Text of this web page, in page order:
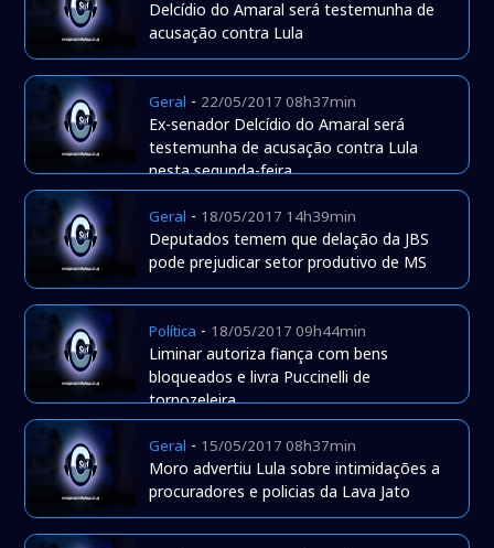
Delcídio do Amaral será testemunha de
acusação contra Lula
Geral - 22/05/2017 08h37min
Ex-senador Delcídio do Amaral será
testemunha de acusação contra Lula
nesta segunda-feira
Geral - 18/05/2017 14h39min
Deputados temem que delação da JBS
pode prejudicar setor produtivo de MS
Política - 18/05/2017 09h44min
Liminar autoriza fiança com bens
bloqueados e livra Puccinelli de
tornozeleira
Geral - 15/05/2017 08h37min
Moro advertiu Lula sobre intimidações a
procuradores e policias da Lava Jato